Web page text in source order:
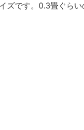
ズです。0.3畳ぐら